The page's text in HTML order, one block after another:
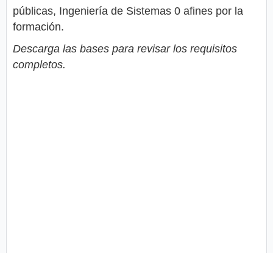
públicas, Ingeniería de Sistemas 0 afines por la
formación.
Descarga las bases para revisar los requisitos
completos.